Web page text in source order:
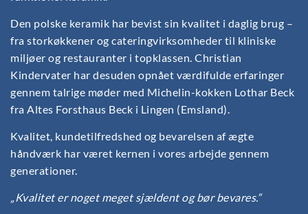
Den polske keramik har bevist sin kvalitet i daglig brug –
fra storkøkkener og cateringvirksomheder til kliniske
miljøer og restauranter i topklassen. Christian
Kindervater har desuden opnået værdifulde erfaringer
gennem talrige møder med Michelin-kokken Lothar Beck
fra Altes Forsthaus Beck i Lingen (Emsland).
Kvalitet, kundetilfredshed og bevarelsen af ægte
håndværk har været kernen i vores arbejde gennem
generationer.
„Kvalitet er noget meget sjældent og bør bevares.“